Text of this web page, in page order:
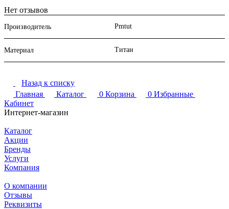
Нет отзывов
Производитель Pmtut
Материал Титан
Назад к списку
Главная
Каталог 0 Корзина 0 Избранные
Кабинет
Интернет-магазин
Каталог
Акции
Бренды
Услуги
Компания
О компании
Отзывы
Реквизиты